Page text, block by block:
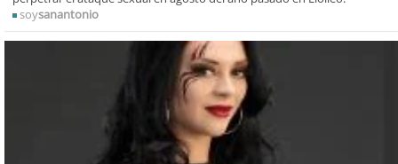
soysanantonio